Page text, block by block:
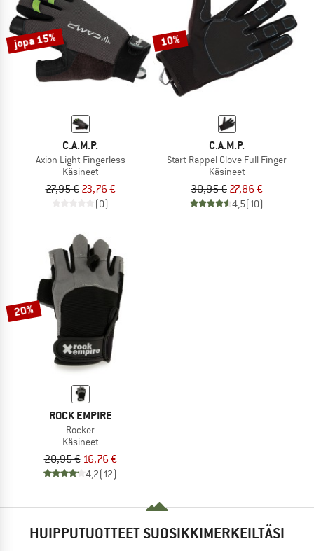
jopa 15%
C.A.M.P.
Axion Light Fingerless
Käsineet
27,95 € 23,76 €
(0)
10%
C.A.M.P.
Start Rappel Glove Full Finger
Käsineet
30,95 € 27,86 €
4,5(10)
20%
ROCK EMPIRE
Rocker
Käsineet
20,95 € 16,76 €
4,2(12)
HUIPPUTUOTTEET SUOSIKKIMERKEILTÄSI